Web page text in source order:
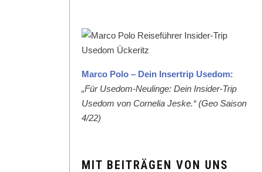
Mar­co Polo – Dein Inser­trip Use­dom:
„Für Use­dom-Neulinge: Dein Insid­er-Trip
Use­dom von Cor­nelia Jeske.“ (Geo Sai­son
4/22)
MIT BEITRÄGEN VON UNS